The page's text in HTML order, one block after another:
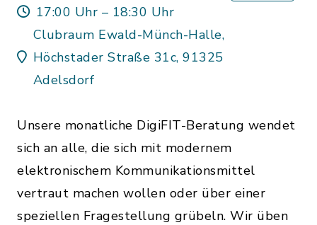
17:00 Uhr – 18:30 Uhr
Clubraum Ewald-Münch-Halle,
Höchstader Straße 31c, 91325
Adelsdorf
Unsere monatliche DigiFIT-Beratung wendet
sich an alle, die sich mit modernem
elektronischem Kommunikationsmittel
vertraut machen wollen oder über einer
speziellen Fragestellung grübeln. Wir üben